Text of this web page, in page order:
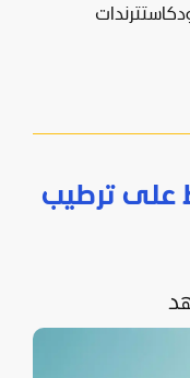
ترندات
على ترطيب